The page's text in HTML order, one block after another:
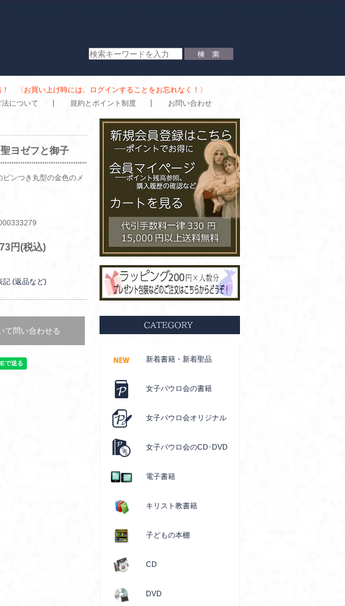
〈お買い上げ時には、ログインすることをお忘れなく！〉
法について 規約とポイント制度 お問い合わせ
ヨゼフと御子
ンつき丸型の金色のメ
円(税込)
記 (返品など)
て問い合わせる
新着書籍・新着聖品
女子パウロ会の書籍
女子パウロ会オリジナル
女子パウロ会のCD･DVD
電子書籍
キリスト教書籍
子どもの本棚
CD
DVD